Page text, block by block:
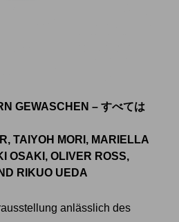
GEWASCHEN – すべては
TAIYOH MORI, MARIELLA
OSAKI, OLIVER ROSS,
RIKUO UEDA
anlässlich des